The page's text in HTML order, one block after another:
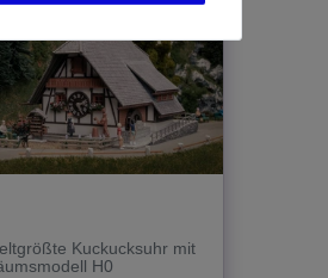
Kuckucksuhr mit
H0